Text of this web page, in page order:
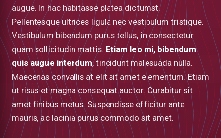
augue. In hac habitasse platea dictumst.
Pellentesque ultrices ligula nec vestibulum tristique.
Vestibulum bibendum purus tellus, in consectetur
quam sollicitudin mattis. Etiam leo mi, bibendum
quis augue interdum, tincidunt malesuada nulla.
Maecenas convallis at elit sit amet elementum. Etiam
ut risus et magna consequat auctor. Curabitur sit
amet finibus metus. Suspendisse efficitur ante
mauris, ac lacinia purus commodo sit amet.